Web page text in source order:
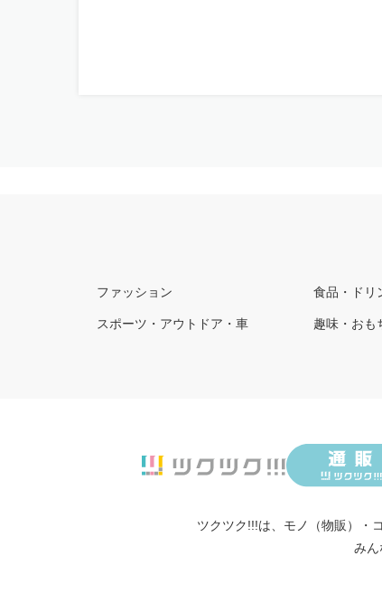
ファッション 食品・ドリ
スポーツ・アウトドア・車 趣味・おも
ツクツク!!!は、 モノ（物販） ・
みん